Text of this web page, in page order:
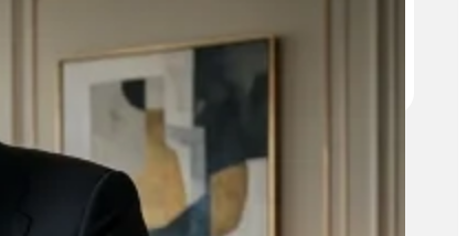
Operator.net и ролята на AI
агентите в растежа на
икономиката